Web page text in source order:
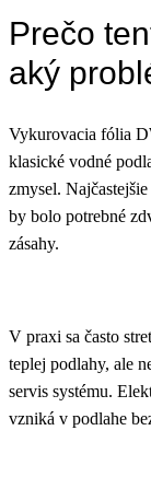
Prečo
aký
Vykurovacia fólia
klasické vodné
zmysel.
by bolo potrebné
zásahy.
V praxi sa často
teplej podlahy, ale
servis systému.
vzniká v podlahe